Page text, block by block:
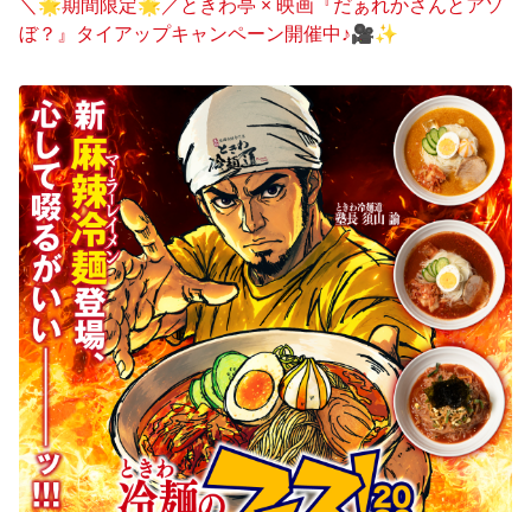
ぼ？』タイアップキャンペーン開催中♪🎥✨